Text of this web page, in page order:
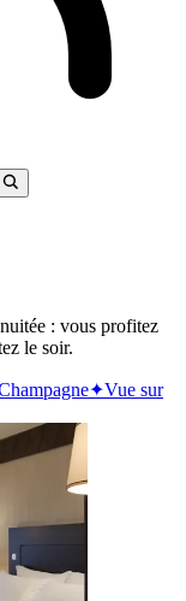
: vous profitez
le soir.
✦Vue sur